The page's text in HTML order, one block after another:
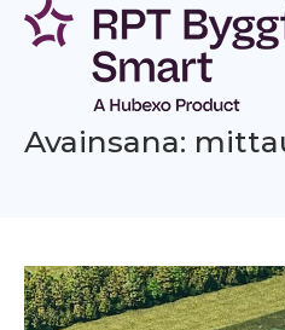
Siirry
sisältöön
Avainsana: